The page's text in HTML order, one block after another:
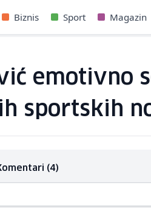
Biznis Sport Magazin
emotivno
sportskih
(4)